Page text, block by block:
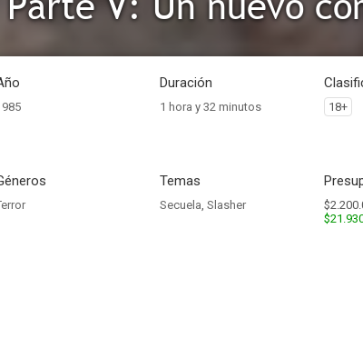
Duración
1 hora y 32 minutos 18+
Temas
Secuela, Slasher